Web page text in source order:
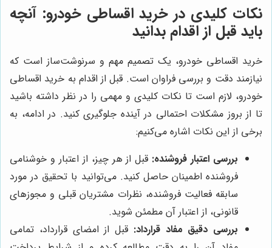
نکات کلیدی در خرید اقساطی خودرو: آنچه
باید قبل از اقدام بدانید
خرید اقساطی خودرو، یک تصمیم مهم و سرنوشت‌ساز است که
نیازمند دقت و بررسی فراوان است. قبل از اقدام به خرید اقساطی
خودرو، لازم است تا نکات کلیدی و مهمی را در نظر داشته باشید
تا از بروز مشکلات احتمالی در آینده جلوگیری کنید. در ادامه، به
برخی از این نکات اشاره می‌کنیم:
بررسی اعتبار فروشنده: قبل از هر چیز، از اعتبار و خوشنامی
فروشنده اطمینان حاصل کنید. می‌توانید با تحقیق در مورد
سابقه فعالیت فروشنده، نظرات مشتریان قبلی و مجوزهای
قانونی، از اعتبار آن مطمئن شوید.
بررسی دقیق مفاد قرارداد: قبل از امضای قرارداد، تمامی